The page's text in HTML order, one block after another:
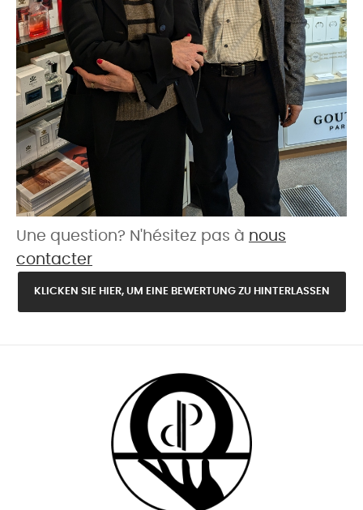
Une question? N'hésitez pas à nous
contacter
KLICKEN SIE HIER, UM EINE BEWERTUNG ZU HINTERLASSEN